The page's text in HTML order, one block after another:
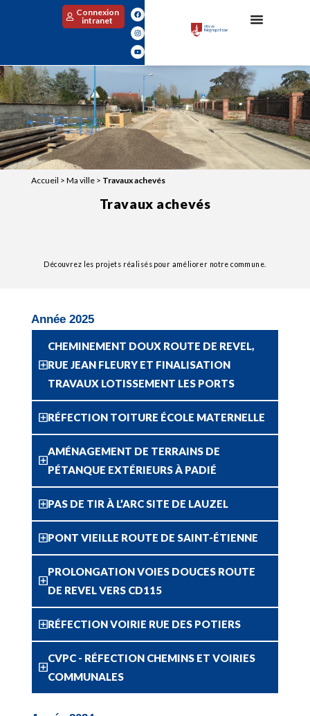
Connexion
intranet
Accueil > Ma ville> Travaux achevés
Travaux achevés
Découvrez les projets réalisés pour améliorer notre commune.
Année 2025
CHEMINEMENT DOUX ROUTE DE REVEL,
RUE JEAN FLEURY ET FINALISATION
TRAVAUX LOTISSEMENT LES PORTS
RÉFECTION TOITURE ÉCOLE MATERNELLE
AMÉNAGEMENT DE TERRAINS DE
PÉTANQUE EXTÉRIEURS À PADIÉ
PAS DE TIR À L’ARC SITE DE LAUZEL
PONT VIEILLE ROUTE DE SAINT-ÉTIENNE
PROLONGATION VOIES DOUCES ROUTE
DE REVEL VERS CD115
RÉFECTION VOIRIE RUE DES POTIERS
CVPC - RÉFECTION CHEMINS ET VOIRIES
COMMUNALES